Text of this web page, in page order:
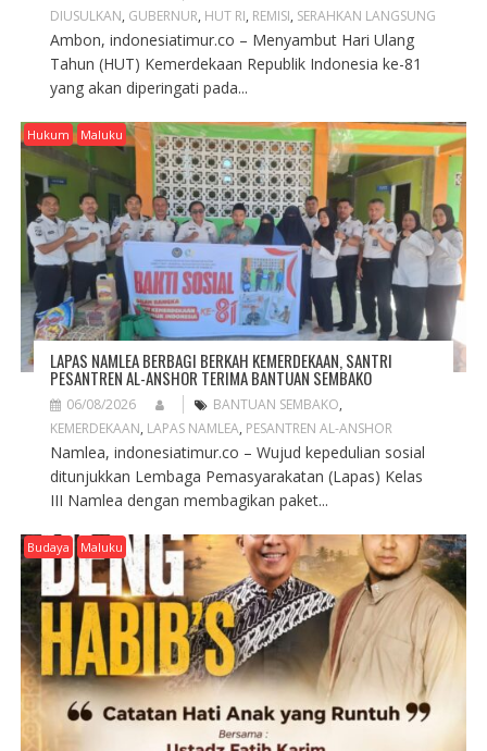
DIUSULKAN, GUBERNUR, HUT RI, REMISI, SERAHKAN LANGSUNG
Ambon, indonesiatimur.co – Menyambut Hari Ulang
Tahun (HUT) Kemerdekaan Republik Indonesia ke-81
yang akan diperingati pada...
Hukum Maluku
LAPAS NAMLEA BERBAGI BERKAH KEMERDEKAAN, SANTRI
PESANTREN AL-ANSHOR TERIMA BANTUAN SEMBAKO
06/08/2026 BANTUAN SEMBAKO,
KEMERDEKAAN, LAPAS NAMLEA, PESANTREN AL-ANSHOR
Namlea, indonesiatimur.co – Wujud kepedulian sosial
ditunjukkan Lembaga Pemasyarakatan (Lapas) Kelas
III Namlea dengan membagikan paket...
Budaya Maluku